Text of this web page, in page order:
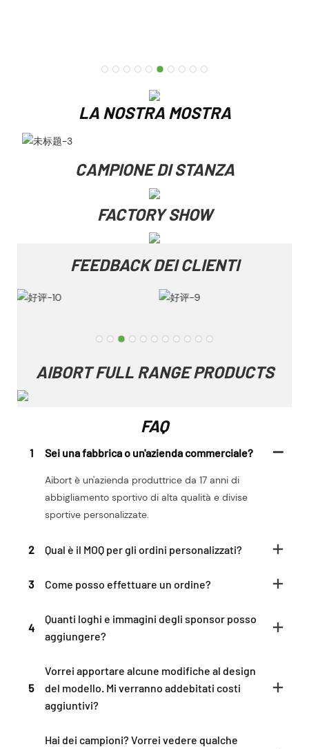
LA NOSTRA MOSTRA
CAMPIONE DI STANZA
FACTORY SHOW
FEEDBACK DEI CLIENTI
AIBORT FULL RANGE PRODUCTS
FAQ
1 Sei una fabbrica o un'azienda commerciale?
Aibort è un'azienda produttrice da 17 anni di
abbigliamento sportivo di alta qualità e divise
sportive personalizzate.
2 Qual è il MOQ per gli ordini personalizzati?
3 Come posso effettuare un ordine?
4
Quanti loghi e immagini degli sponsor posso
aggiungere?
5
Vorrei apportare alcune modifiche al design
del modello. Mi verranno addebitati costi
aggiuntivi?
Hai dei campioni? Vorrei vedere qualche